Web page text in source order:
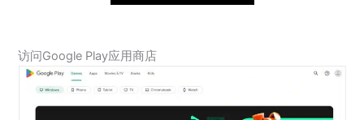
访问Google Play应用商店